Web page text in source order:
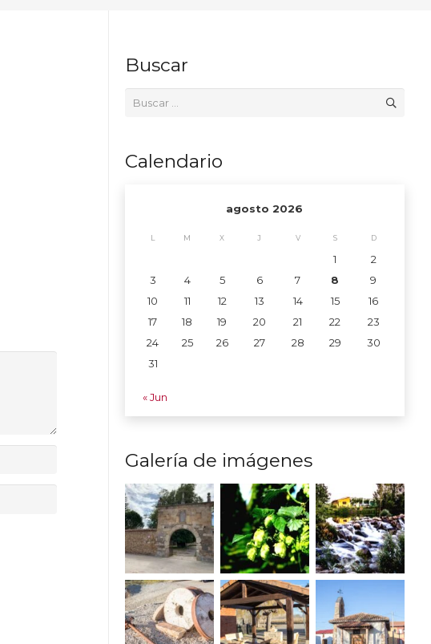
Buscar
Calendario
agosto 2026
L M X J V S D
1
2
3
4 5 6 7 8
9
10
11 12 13 14 15
16
17
18 19 20 21 22
23
24
25 26 27 28 29
30
31
« Jun
Galería de imágenes